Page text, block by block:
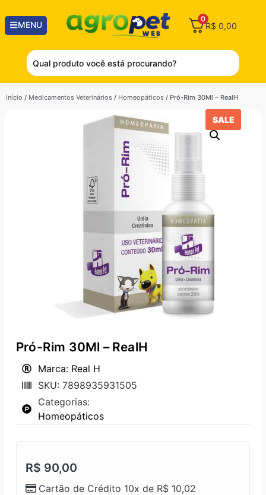
MENU
0
R$ 0,00
Início / Medicamentos Veterinários / Homeopáticos / Pró-Rim 30Ml – RealH
SALE
Pró-Rim 30Ml – RealH
Marca: Real H
SKU: 7898935931505
Categorias:
Homeopáticos
R$ 90,00
Cartão de Crédito 10x de R$ 10,02